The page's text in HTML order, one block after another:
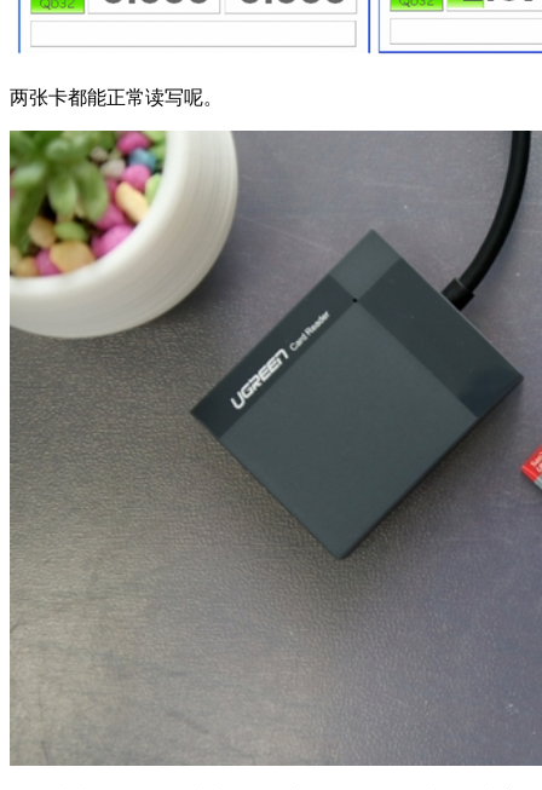
两张卡都能正常读写呢。